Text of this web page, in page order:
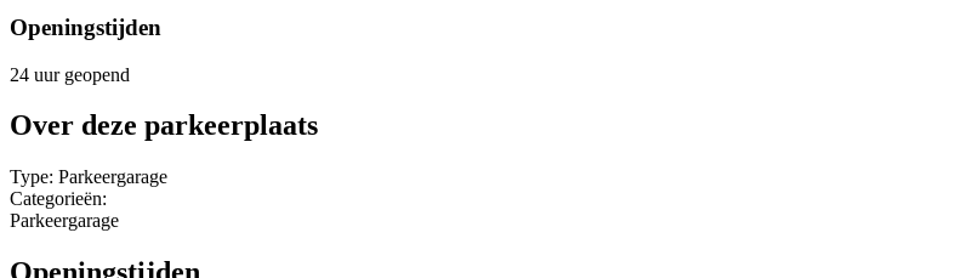
Openingstijden
24 uur geopend
Over deze parkeerplaats
Type: Parkeergarage
Categorieën:
Parkeergarage